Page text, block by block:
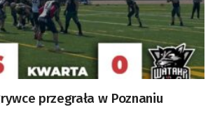
przegrała w Poznaniu